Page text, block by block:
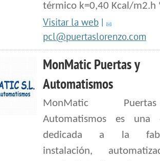
térmico k=0,40 Kcal/m2.h
Visitar la web |
pcl@puertaslorenzo.com
MonMatic Puertas y
Automatismos
MonMatic
Automatismos es una
dedicada a la
instalación,